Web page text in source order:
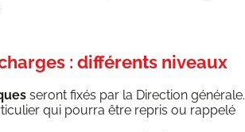
: différents niveaux
seront fixés par la Direc­tion géné­rale.
qui pour­ra être repris ou rap­pe­lé